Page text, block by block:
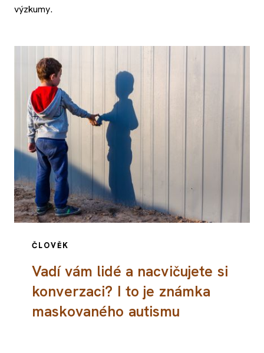
výzkumy.
ČLOVĚK
Vadí vám lidé a nacvičujete si
konverzaci? I to je známka
maskovaného autismu